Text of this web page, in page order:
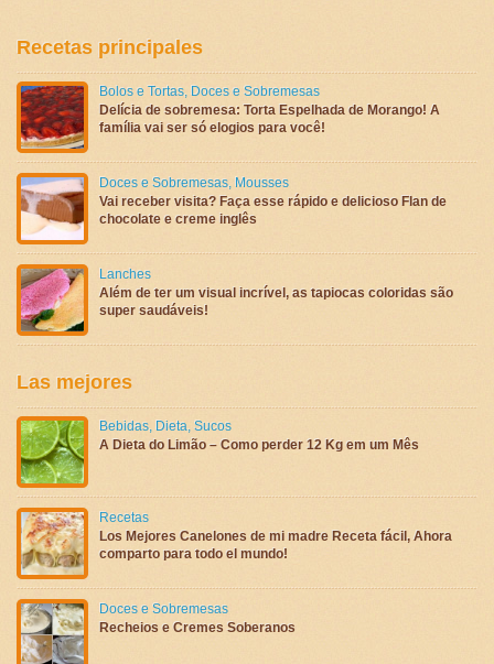
Recetas principales
Bolos e Tortas, Doces e Sobremesas
Delícia de sobremesa: Torta Espelhada de Morango! A
família vai ser só elogios para você!
Doces e Sobremesas, Mousses
Vai receber visita? Faça esse rápido e delicioso Flan de
chocolate e creme inglês
Lanches
Além de ter um visual incrível, as tapiocas coloridas são
super saudáveis!
Las mejores
Bebidas, Dieta, Sucos
A Dieta do Limão – Como perder 12 Kg em um Mês
Recetas
Los Mejores Canelones de mi madre Receta fácil, Ahora
comparto para todo el mundo!
Doces e Sobremesas
Recheios e Cremes Soberanos